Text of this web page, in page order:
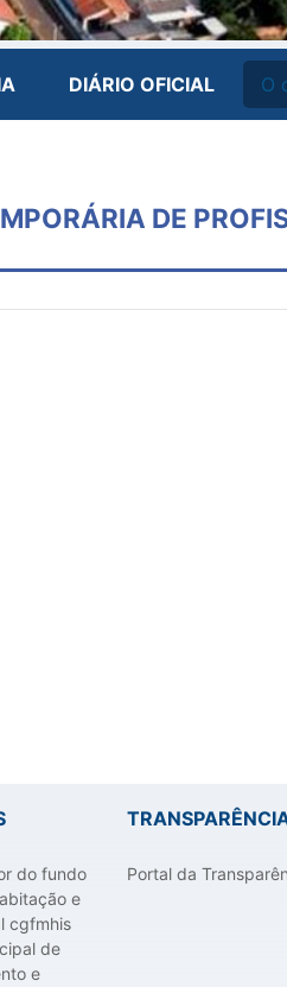
DIÁRIO OFICIAL
DE
do fundo
e
cgfmhis
de
e
Portal da